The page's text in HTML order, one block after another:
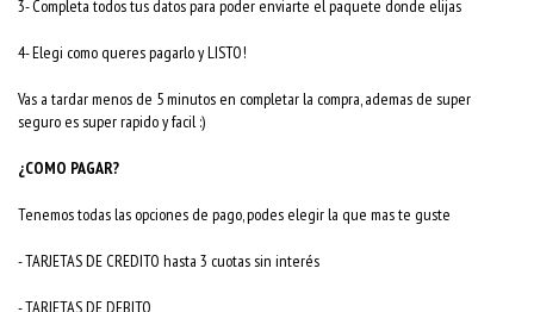
3- Completa todos tus datos para poder enviarte el paquete donde elijas
4- Elegi como queres pagarlo y LISTO!
Vas a tardar menos de 5 minutos en completar la compra, ademas de super
seguro es super rapido y facil :)
¿COMO PAGAR?
Tenemos todas las opciones de pago, podes elegir la que mas te guste
- TARJETAS DE CREDITO hasta 3 cuotas sin interés
- TARJETAS DE DEBITO